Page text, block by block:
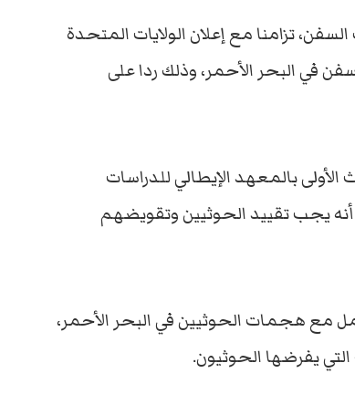
تزامنا مع إعلان الولايات المتحدة
في البحر الأحمر، وذلك ردا على
الأولى بالمعهد الإيطالي للدراسات
أنه يجب تقييد الحوثيين وتقويضهم
مع هجمات الحوثيين في البحر الأحمر،
يفرضها الحوثيون.